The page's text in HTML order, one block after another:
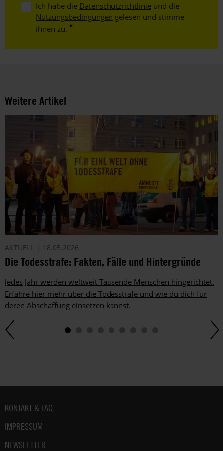
Ich habe die Datenschutzrichtlinie und die
Nutzungsbedingungen gelesen und stimme
ihnen zu.
Weitere Artikel
AKTUELL 18.05.2026
Die Todesstrafe: Fakten, Fälle und Hintergründe
Jedes Jahr werden weltweit Tausende Menschen hingerichtet.
Erfahre hier mehr über die Todesstrafe und wie du dich für
deren Abschaffung einsetzen kannst.
Fußbereich
KONTAKT & FAQ
IMPRESSUM
NEWSLETTER